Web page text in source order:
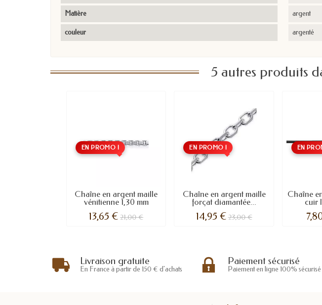
Matière argent
couleur argenté
5 autres produits
EN PROMO !
Chaîne en argent maille
vénitienne 1,30 mm
13,65 € 21,00 €
EN PROMO !
Chaîne en argent maille
forçat diamantée...
14,95 €23,00 €
EN
Chaîne
cuir
Livraison gratuite
En France à partir de 150 € d'achats
Paiement sécurisé
Paiement en ligne 100% sécurisé